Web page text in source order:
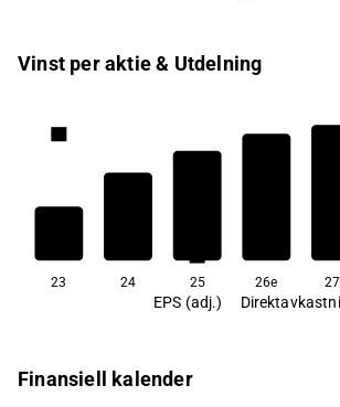
Vinst per aktie & Utdelning
23 24 25 26e
EPS (adj.)
Finansiell kalender